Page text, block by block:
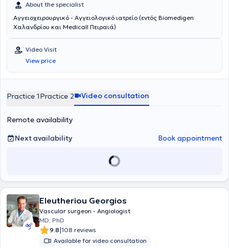
About the specialist
Αγγειοχειρουργικό - Αγγειολογικό ιατρείο (εντός Biomedigen
Χαλανδρίου και Medicall Πειραιά)
Video Visit
View price
Practice 1Practice 2 Video consultation
Remote availability
Next availability
Book appointment
Eleutheriou Georgios
Vascular surgeon - Angiologist
MD, PhD
9.8|108 reviews
Available for video consultation